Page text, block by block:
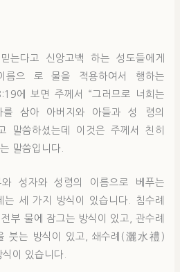
는다고 신앙고백 하는 성도들에게
름으 로 물을 적용하여서 행하는
에 보면 주께서 “그러므로 너희는
를 삼아 아버지와 아들과 성 령의
말씀하셨는데 이것은 주께서 친히
말씀입니다.
성자와 성령의 이름으로 베푸는
는 세 가지 방식이 있습니다. 침수례
부 물에 잠그는 방식이 있고, 관수례
붓는 방식이 있고, 쇄수례(灑水禮)
이 있습니다.